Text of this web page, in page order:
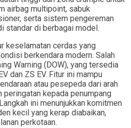
airbag multipoint, sabuk
serta sistem pengereman
standar di berbagai model.
keselamatan cerdas yang
berkendara modern. Salah
Warning (DOW), yang tersedia
dan ZS EV. Fitur ini mampu
atau pesepeda dari arah
peringatan kepada penumpang
ini menunjukkan komitmen
kecil yang kerap diabaikan,
perkotaan.